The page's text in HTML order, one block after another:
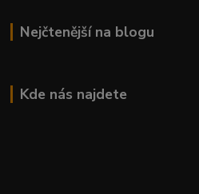
Nejčtenější na blogu
Kde nás najdete